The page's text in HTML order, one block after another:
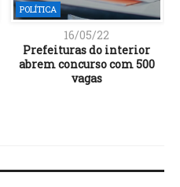
POLÍTICA
16/05/22
Prefeituras do interior
abrem concurso com 500
vagas